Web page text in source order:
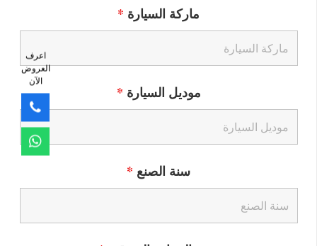
ماركة السيارة *
موديل السيارة *
سنة الصنع *
اعرف
العروض
الآن